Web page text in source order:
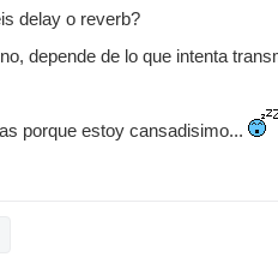
delay o reverb?
depende de lo que intenta
porque estoy cansadisimo...